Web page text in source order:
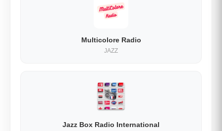
Multicolore Radio
JAZZ
Jazz Box Radio International